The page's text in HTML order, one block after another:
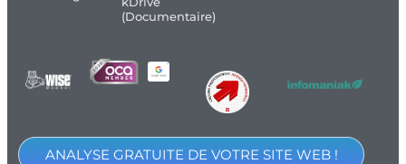
(Documentaire)
ANALYSE GRATUITE DE VOTRE SITE WEB !